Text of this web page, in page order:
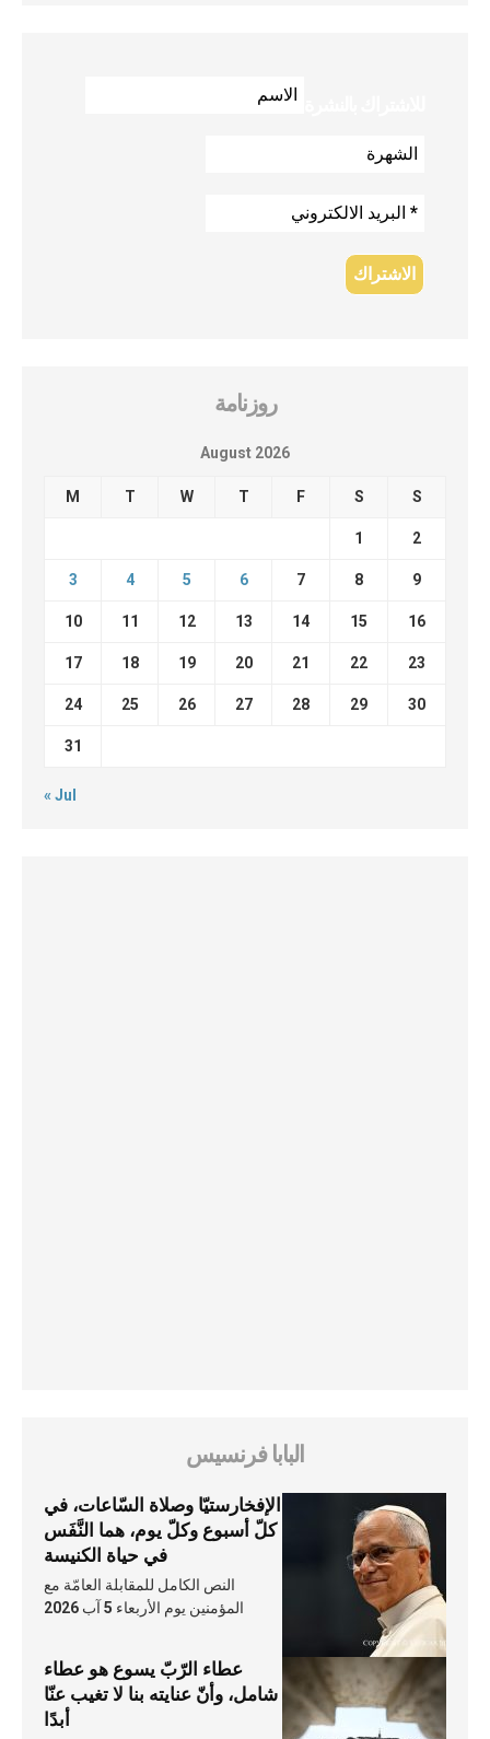
روزنامة
August 2026
M T W T F S S
1 2
3 4 5 6 7 8 9
10 11 12 13 14 15 16
17 18 19 20 21 22 23
24 25 26 27 28 29 30
31
« Jul
البابا فرنسيس
الإفخارستيّا وصلاة السّاعات، في
كلّ أسبوع وكلّ يوم، هما النَّفَس
في حياة الكنيسة
النص الكامل للمقابلة العامّة مع
المؤمنين يوم الأربعاء 5 آب 2026
عطاء الرّبّ يسوع هو عطاء
شامل، وأنّ عنايته بنا لا تغيب عنّا
أبدًا